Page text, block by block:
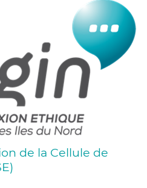
de la Cellule de